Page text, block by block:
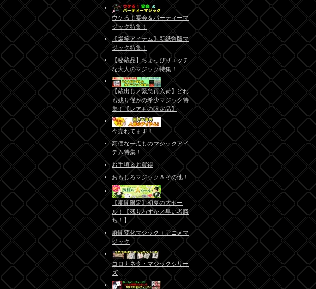
ウケる！宴会＆パーティーマ
ジック特集！
【爆笑アイテム】新紙幣版マ
ジック特集！
【秘蔵品】ちょっぴりエッチ
な大人のマジック特集！
【蔵出し／緊急再入荷】どれ
も残り僅かの希少マジック特
集！【レアもの限定品】
今売れてます！
高価な一点ものマジックアイ
テム特集！
お手頃＆お買得
おもしろマジック＆その他！
【期間限定】初夏の大セー
ル！【残りわずか／早い者勝
ち！】
瞬間変化マジック＋アニメマ
ジック
コロナネタ・マジックシリー
ズ